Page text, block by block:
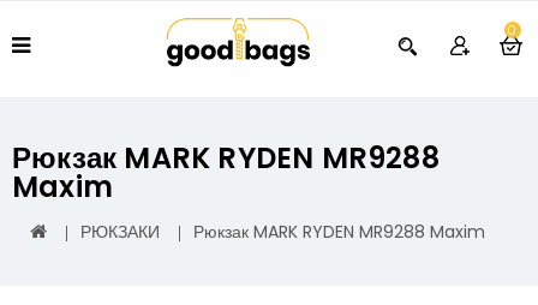
0
Рюкзак MARK RYDEN MR9288
Maxim
РЮКЗАКИ Рюкзак MARK RYDEN MR9288 Maxim